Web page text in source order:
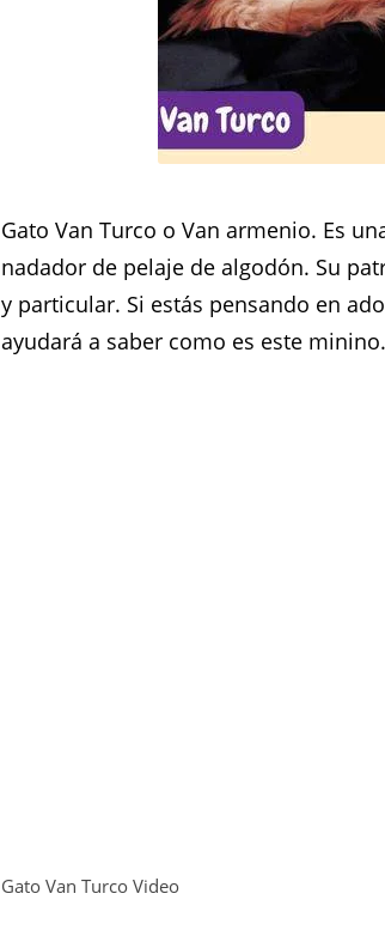
Gato Van Turco o Van armenio. Es
nadador de pelaje de algodón. Su
y particular. Si estás pensando en
ayudará a saber como es este minino.
Gato Van Turco Video